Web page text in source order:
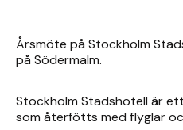
Årsmöte på Stockholm
på Södermalm.
Stockholm Stadshotell är
som återfötts med flyglar